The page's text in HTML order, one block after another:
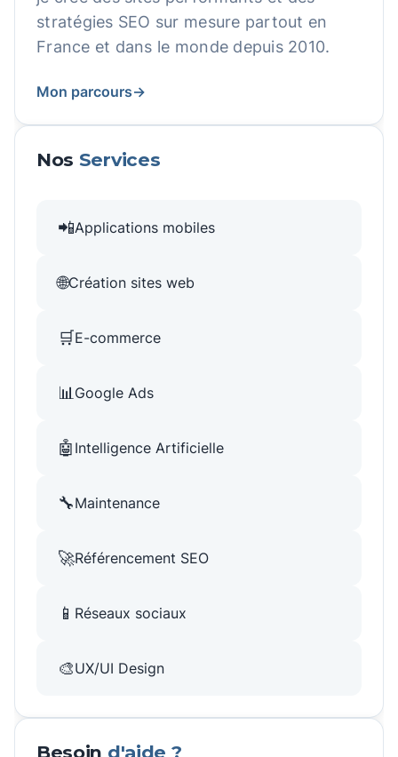
stratégies SEO sur mesure partout en
France et dans le monde depuis 2010.
Mon parcours→
Nos Services
📲Applications mobiles
🌐Création sites web
🛒E-commerce
📊Google Ads
🤖 Intelligence Artificielle
🔧Maintenance
🚀Référencement SEO
📱 Réseaux sociaux
🎨UX/UI Design
Besoin d'aide ?